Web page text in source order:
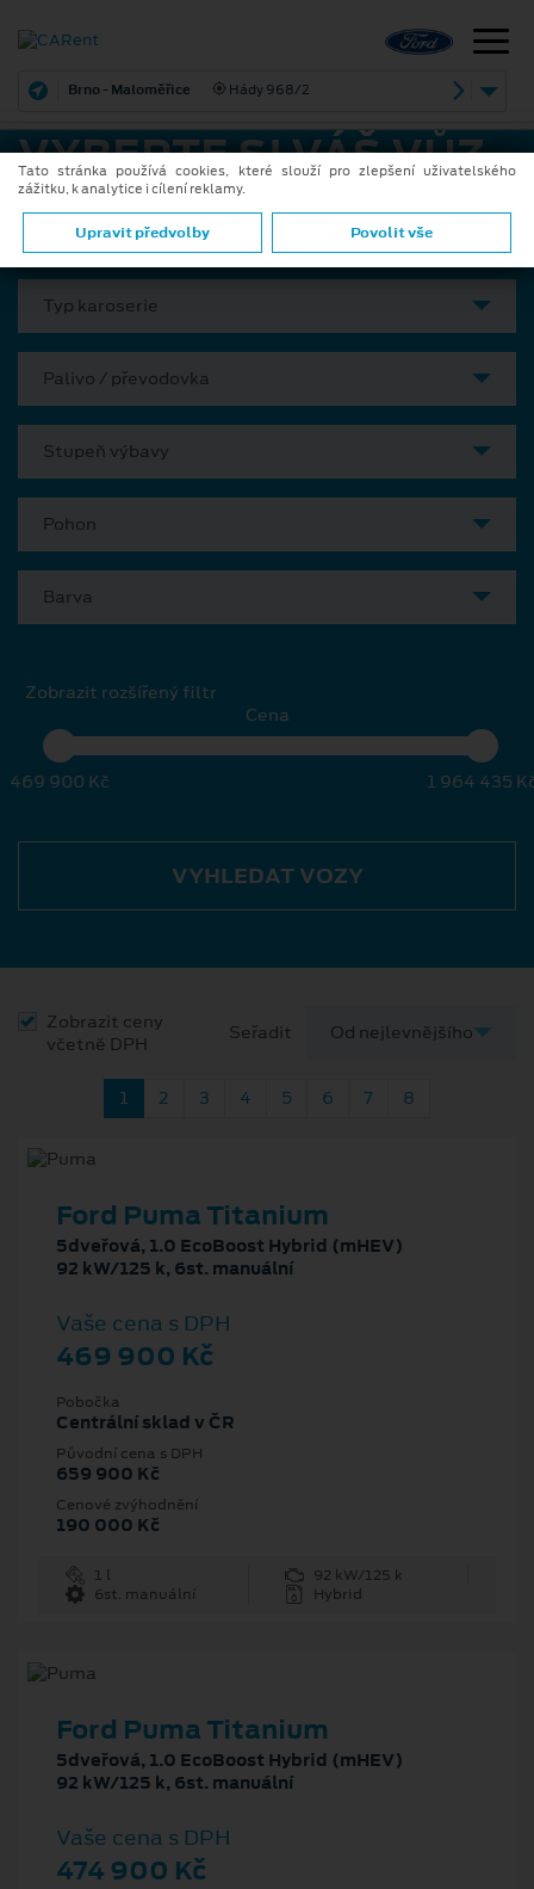
Brno - Maloměřice Hády 968/2
VYBERTE SI VÁŠ VŮZ
Model
Typ karoserie
Palivo / převodovka
Stupeň výbavy
Pohon
Barva
Zobrazit rozšířený filtr
Cena
469 900 Kč 1 964 435
VYHLEDAT VOZY
Zobrazit ceny
včetně DPH
Seřadit
1 2 3 4 5 6 7 8
Ford Puma Titanium
5dveřová, 1.0 EcoBoost Hybrid (mHEV)
92 kW/125 k, 6st. manuální
Vaše cena s DPH
469 900 Kč
Pobočka
Centrální sklad v ČR
Původní cena s DPH
659 900 Kč
Cenové zvýhodnění
190 000 Kč
1 l
92 kW/125 k
6st. manuální
Hybrid
Ford Puma Titanium
5dveřová, 1.0 EcoBoost Hybrid (mHEV)
92 kW/125 k, 6st. manuální
Vaše cena s DPH
474 900 Kč
Tato stránka používá cookies, které slouží pro zlepšení uživatelského
zážitku, k analytice i cílení reklamy.
Upravit předvolby Povolit vše